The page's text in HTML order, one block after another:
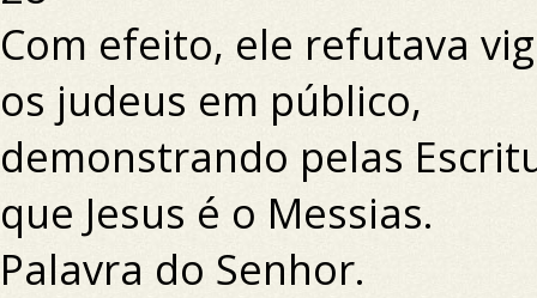
Com efeito, ele refutava
os judeus em público,
demonstrando pelas
que Jesus é o Messias.
Palavra do Senhor.